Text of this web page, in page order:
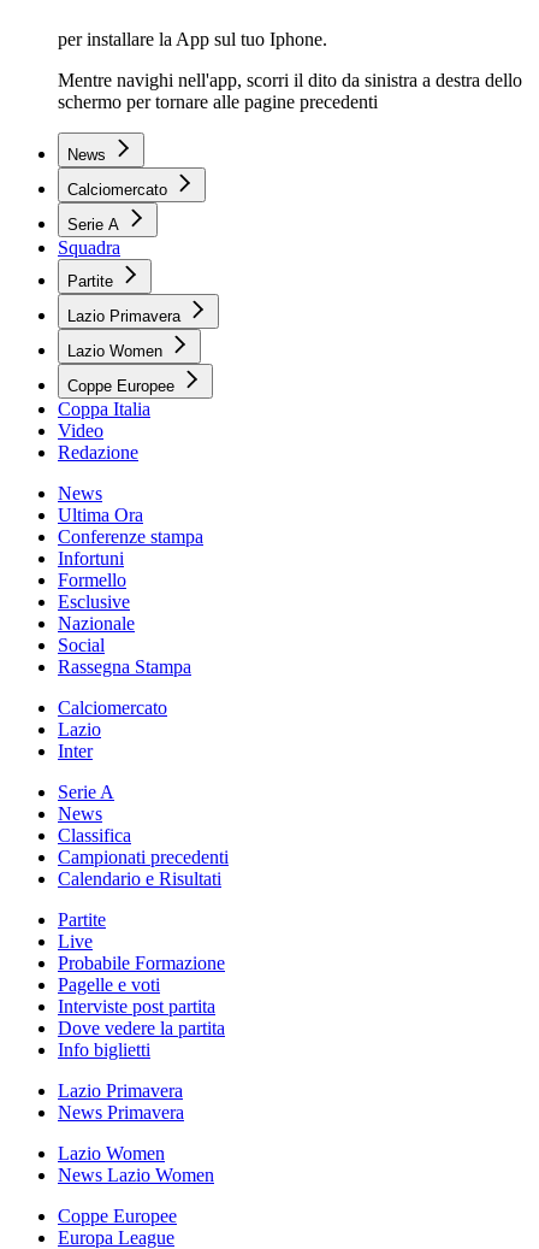
per installare la App sul tuo Iphone.
Mentre navighi nell'app, scorri il dito da sinistra a destra dello
schermo per tornare alle pagine precedenti
News
Calciomercato
Serie A
Squadra
Partite
Lazio Primavera
Lazio Women
Coppe Europee
Coppa Italia
Video
Redazione
News
Ultima Ora
Conferenze stampa
Infortuni
Formello
Esclusive
Nazionale
Social
Rassegna Stampa
Calciomercato
Lazio
Inter
Serie A
News
Classifica
Campionati precedenti
Calendario e Risultati
Partite
Live
Probabile Formazione
Pagelle e voti
Interviste post partita
Dove vedere la partita
Info biglietti
Lazio Primavera
News Primavera
Lazio Women
News Lazio Women
Coppe Europee
Europa League